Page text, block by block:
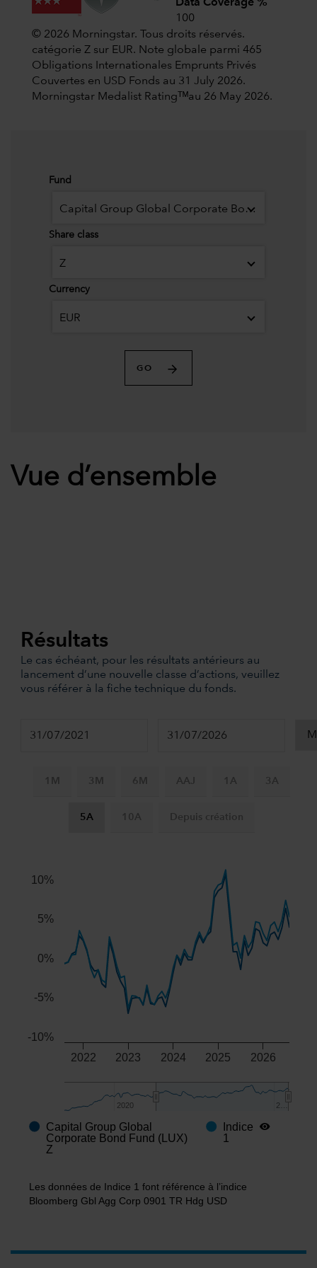
Data Coverage %
100
© 2026 Morningstar. Tous droits réservés.
catégorie Z sur EUR. Note globale parmi 465
Obligations Internationales Emprunts Privés
Couvertes en USD Fonds au 31 July 2026.
Morningstar Medalist Ratingᵀᴹau 26 May 2026.
Fund
Capital Group Global Corporate Bond Fund (LUX)
Share class
Z
Currency
EUR
GO
Vue d’ensemble
Résultats
Le cas échéant, pour les résultats antérieurs au
lancement d’une nouvelle classe d’actions, veuillez
vous référer à la fiche technique du fonds.
1M 3M 6M AAJ 1A 3A
5A 10A Depuis création
The chart has 2 X axes displaying Time, and navigator-x-
The chart has 2 Y axes displaying values, and navigator-
2022 2023 2024 2025 2026
2…
2…
2020
2020
-10%
-5%
0%
5%
10%
End of interactive chart.
Capital Group Global
Corporate Bond Fund (LUX)
Z
Indice
1
Les données de Indice 1 font référence à l’indice
Bloomberg Gbl Agg Corp 0901 TR Hdg USD